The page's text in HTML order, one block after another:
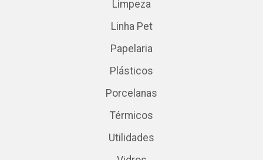
Limpeza
Linha Pet
Papelaria
Plásticos
Porcelanas
Térmicos
Utilidades